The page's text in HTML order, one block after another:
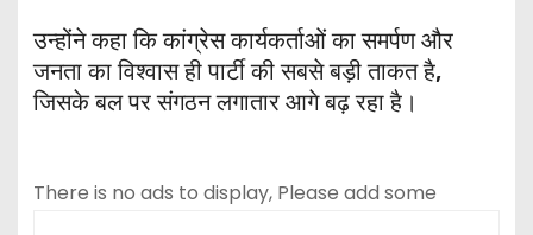
उन्होंने कहा कि कांग्रेस कार्यकर्ताओं का समर्पण और
जनता का विश्वास ही पार्टी की सबसे बड़ी ताकत है,
जिसके बल पर संगठन लगातार आगे बढ़ रहा है।
There is no ads to display, Please add some